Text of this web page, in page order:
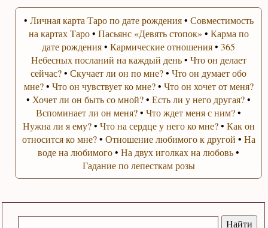
• Личная карта Таро по дате рождения• Совместимость
на картах Таро• Пасьянс «Девять стопок» • Карма по
дате рождения•Кармические отношения•365
Небесных посланий на каждый день• Что он делает
сейчас?•Скучает ли он по мне?•Что он думает обо
мне?• Что он чувствует ко мне?• Что он хочет от меня?
• Хочет ли он быть со мной?•Есть ли у него другая?•
Вспоминает ли он меня?•Что ждет меня с ним?•
Нужна ли я ему?• Что на сердце у него ко мне?• Как он
относится ко мне?• Отношение любимого к другой • На
воде на любимого•На двух иголках на любовь•
Гадание по лепесткам розы